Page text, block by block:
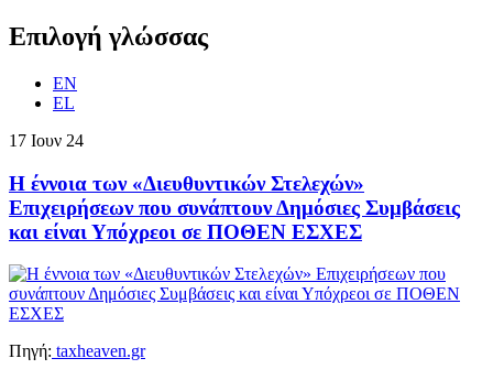
Επιλογή γλώσσας
EN
EL
17 Ιουν 24
Η έννοια των «Διευθυντικών Στελεχών»
Επιχειρήσεων που συνάπτουν Δημόσιες Συμβάσεις
και είναι Υπόχρεοι σε ΠΟΘΕΝ ΕΣΧΕΣ
Πηγή: taxheaven.gr